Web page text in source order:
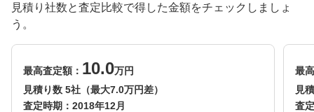
見積り社数と査定比較で得した金額をチェックしましょ
う。
最高査定額： 10.0万円
見積り数 5社（最大7.0万円差）
査定時期： 2018年12月
最
見
査